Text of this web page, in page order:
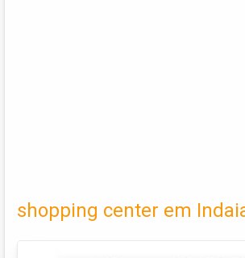
shopping center em